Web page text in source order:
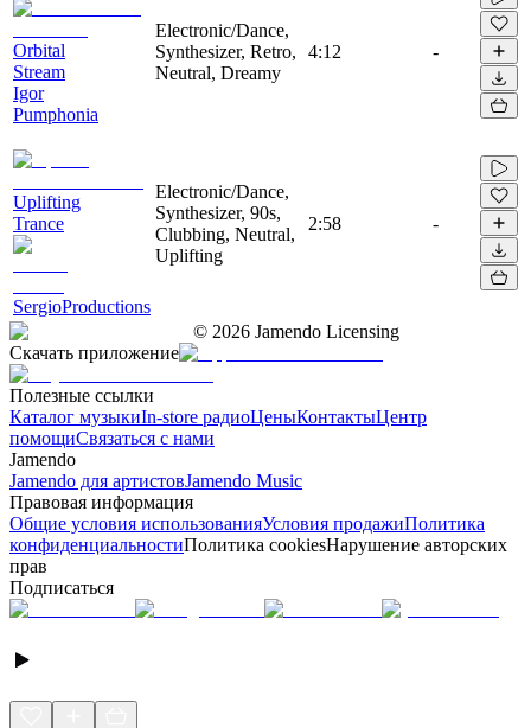
Orbital
Stream
Igor
Pumphonia
Electronic/Dance,
Synthesizer, Retro,
Neutral, Dreamy
4:12 -
Uplifting
Trance
SergioProductions
Electronic/Dance,
Synthesizer, 90s,
Clubbing, Neutral,
Uplifting
2:58 -
© 2026 Jamendo Licensing
Скачать приложение
Полезные ссылки
Каталог музыкиIn-store радиоЦеныКонтактыЦентр
помощиСвязаться с нами
Jamendo
Jamendo для артистовJamendo Music
Правовая информация
Общие условия использованияУсловия продажиПолитика
конфиденциальностиПолитика cookiesНарушение авторских
прав
Подписаться